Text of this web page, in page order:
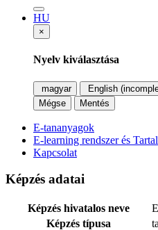
HU
×
Nyelv kiválasztása
magyar
English
Mégse
Mentés
E-tananyagok
E-learning rendszer és
Kapcsolat
Képzés adatai
Képzés hivatalos neve
Képzés típusa